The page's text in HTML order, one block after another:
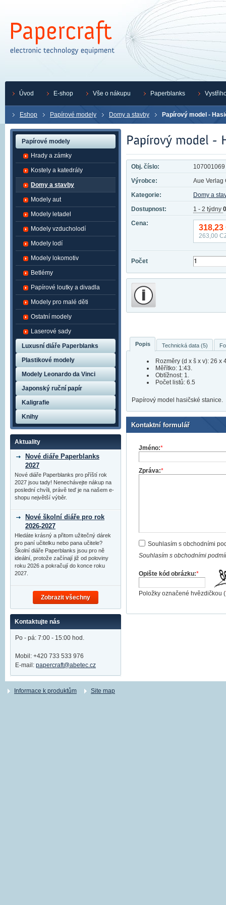
Eshop Papírové modely Domy a stavby Papírový model -
Obj. číslo:
107001069
Výrobce:
Aue Verlag
Kategorie:
Domy a
Dostupnost:
1 - 2 týdny
Cena:
318,23
263,00
Počet
Popis Technická data (5)
Rozměry (d x š x v): 26 x
Měřítko: 1:43.
Obtížnost: 1.
Počet listů: 6.5
Papírový model hasičské stanice.
Kontaktní formulář
Jméno:*
Zpráva:*
Souhlasím s obchodními
Souhlasím s obchodními
Opište kód obrázku:*
Položky označené hvězdičkou (
Papírové modely
Hrady a zámky
Kostely a katedrály
Domy a stavby
Modely aut
Modely letadel
Modely vzducholodí
Modely lodí
Modely lokomotiv
Betlémy
Papírové loutky a divadla
Modely pro malé děti
Ostatní modely
Laserové sady
Luxusní diáře Paperblanks
Plastikové modely
Modely Leonardo da Vinci
Japonský ruční papír
Kaligrafie
Knihy
Aktuality
Nové diáře Paperblanks
2027
Nové diáře Paperblanks pro příští rok
2027 jsou tady! Nenechávejte nákup na
poslední chvíli, právě teď je na našem e-
shopu největší výběr.
Nové školní diáře pro rok
2026-2027
Hledáte krásný a přitom užitečný dárek
pro paní učitelku nebo pana učitele?
Školní diáře Paperblanks jsou pro ně
ideální, protože začínají již od poloviny
roku 2026 a pokračují do konce roku
2027.
Zobrazit všechny
Kontaktujte nás
Po - pá: 7:00 - 15:00 hod.
Mobil: +420 733 533 976
E-mail: papercraft@abetec.cz
Informace k produktům Site map
Úvod E-shop Vše o nákupu Paperblanks